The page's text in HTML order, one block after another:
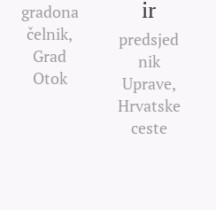
gradona
čelnik,
Grad
Otok
ir
predsjed
nik
Uprave,
Hrvatske
ceste